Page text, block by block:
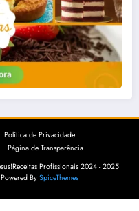
Política de Privacidade
Página de Transparência
Profissionais 2024 - 2025
By SpiceThemes